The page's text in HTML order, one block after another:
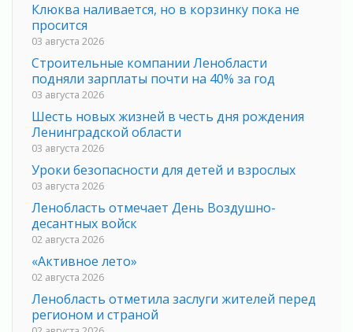
Клюква наливается, но в корзинку пока не
просится
03 августа 2026
Строительные компании Ленобласти
подняли зарплаты почти на 40% за год
03 августа 2026
Шесть новых жизней в честь дня рождения
Ленинградской области
03 августа 2026
Уроки безопасности для детей и взрослых
03 августа 2026
Ленобласть отмечает День Воздушно-
десантных войск
02 августа 2026
«Активное лето»
02 августа 2026
Ленобласть отметила заслуги жителей перед
регионом и страной